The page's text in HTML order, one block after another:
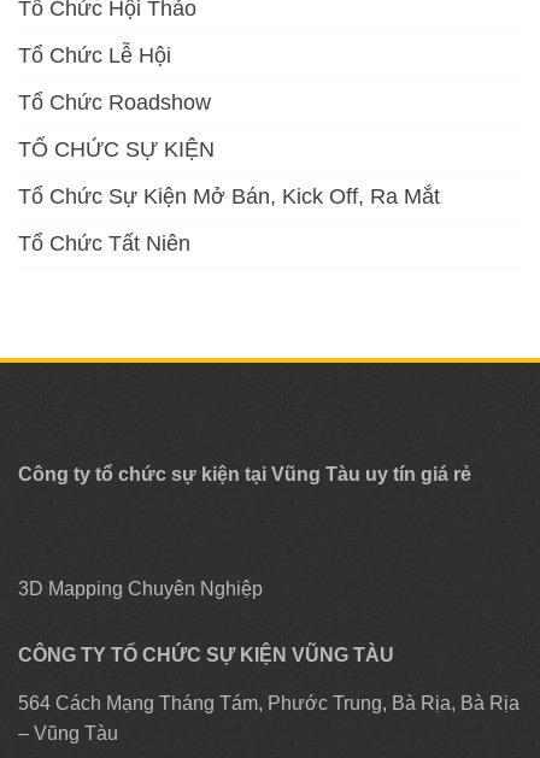
Tổ Chức Hội Thảo
Tổ Chức Lễ Hội
Tổ Chức Roadshow
TỔ CHỨC SỰ KIỆN
Tổ Chức Sự Kiện Mở Bán, Kick Off, Ra Mắt
Tổ Chức Tất Niên
Công ty tổ chức sự kiện tại Vũng Tàu uy tín giá rẻ
3D Mapping Chuyên Nghiệp
CÔNG TY TỔ CHỨC SỰ KIỆN VŨNG TÀU
564 Cách Mạng Tháng Tám, Phước Trung, Bà Rịa, Bà Rịa
– Vũng Tàu